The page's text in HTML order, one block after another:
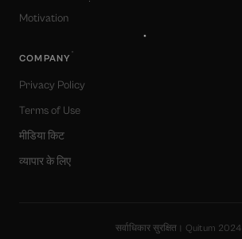
Motivation
COMPANY
Privacy Policy
Terms of Use
मीडिया किट
व्यापार के लिए
सर्वाधिकार सुरक्षित। Quitum 2024